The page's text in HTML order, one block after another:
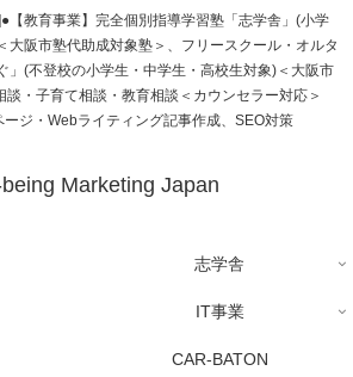
【教育事業】完全個別指導学習塾「志学舎」(小学
大阪市塾代助成対象塾＞、フリースクール・オルタ
」(不登校の小学生・中学生・高校生対象)＜大阪市
談・子育て相談・教育相談＜カウンセラー対応＞
ージ・Webライティング記事作成、SEO対策
Marketing Japan
志学舎
IT事業
CAR-BATON